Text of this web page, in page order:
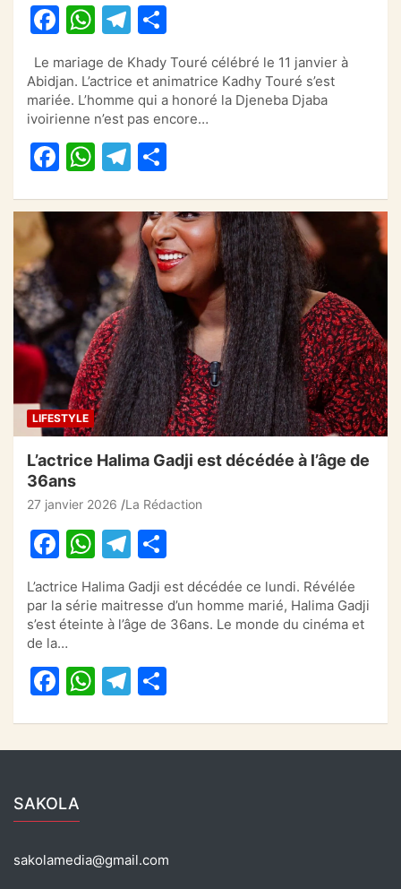
F
c
e
b
o
o
k
W
at
s
A
p
p
T
el
e
gr
a
m
ar
ta
g
er
Le mariage de Khady Touré célébré le 11 janvier à
Abidjan. L’actrice et animatrice Kadhy Touré s’est
mariée. L’homme qui a honoré la Djeneba Djaba
ivoirienne n’est pas encore…
F
c
o
o
k
W
at
s
A
p
p
T
e
gr
a
m
ta
g
er
LIFESTYLE
L’actrice Halima Gadji est décédée à l’âge de
36ans
27 janvier 2026 La Rédaction
F
c
e
b
o
o
k
W
at
s
A
p
p
T
e
gr
a
m
ta
g
L’actrice Halima Gadji est décédée ce lundi. Révélée
par la série maitresse d’un homme marié, Halima Gadji
s’est éteinte à l’âge de 36ans. Le monde du cinéma et
de la…
F
b
o
o
W
p
T
SAKOLA
sakolamedia@gmail.com